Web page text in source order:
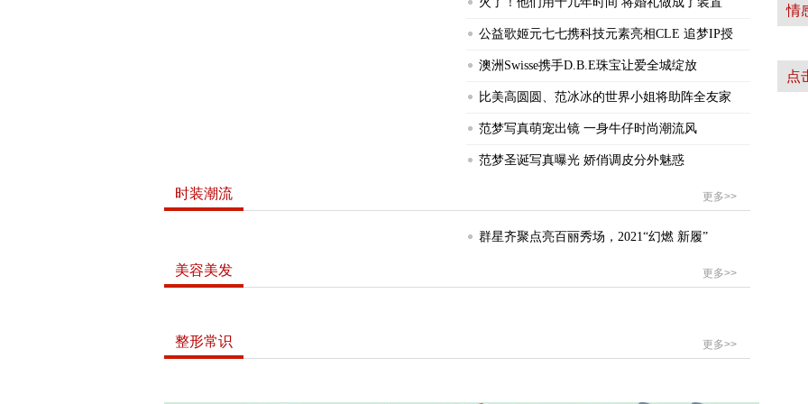
公益歌姬元七七携科技元素亮相CLE 追梦IP授
澳洲Swisse携手D.B.E珠宝让爱全城绽放
比美高圆圆、范冰冰的世界小姐将助阵全友家
范梦写真萌宠出镜 一身牛仔时尚潮流风
范梦圣诞写真曝光 娇俏调皮分外魅惑
时装潮流 更多>>
群星齐聚点亮百丽秀场，2021“幻燃 新履”
美容美发 更多>>
整形常识 更多>>
情
点